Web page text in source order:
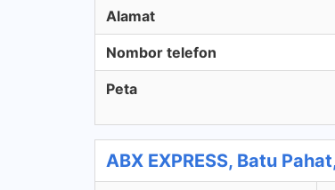
Alamat
Nombor telefon
Peta
ABX EXPRESS, Batu